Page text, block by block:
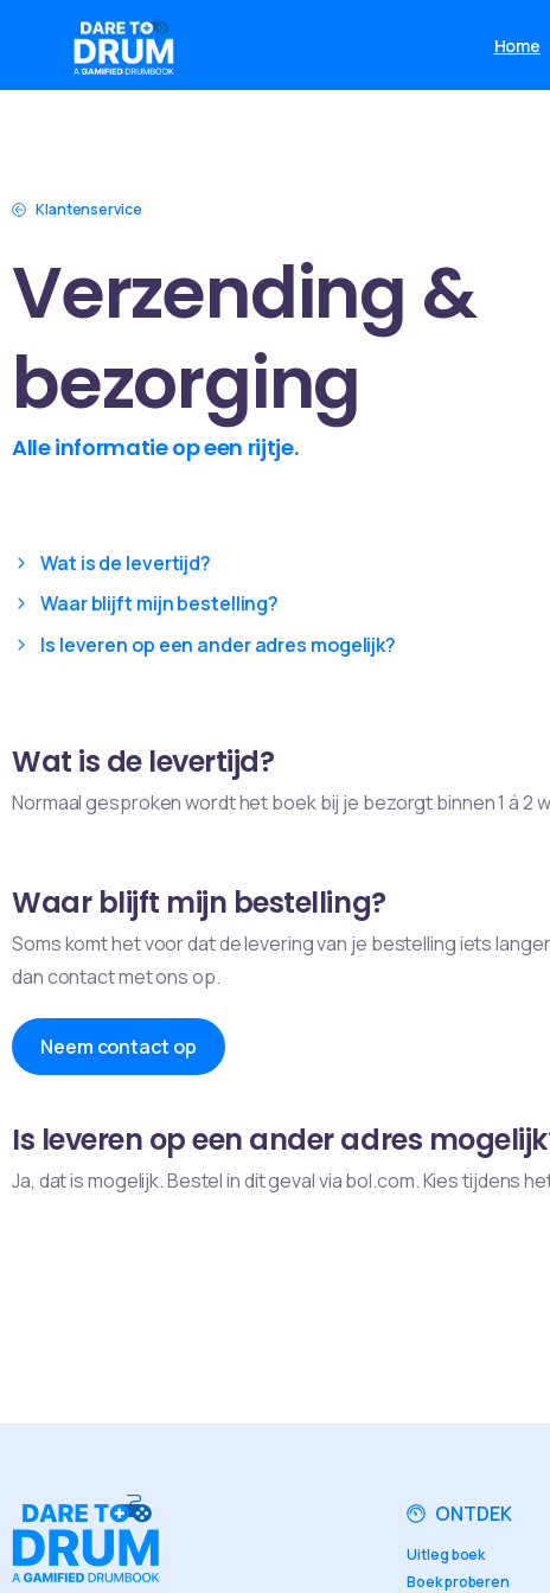
Home
Klantenservice
Verzending &
bezorging
Alle informatie op een rijtje.
Wat is de levertijd?
Waar blijft mijn bestelling?
Is leveren op een ander adres mogelijk?
Wat is de levertijd?
Normaal gesproken wordt het boek bij je bezorgt binnen 1 á 2
Waar blijft mijn bestelling?
Soms komt het voor dat de levering van je bestelling iets
dan contact met ons op.
Neem contact op
Is leveren op een ander adres
Ja, dat is mogelijk. Bestel in dit geval via bol.com. Kies tijdens
ONTDEK
Uitleg boek
Boek proberen